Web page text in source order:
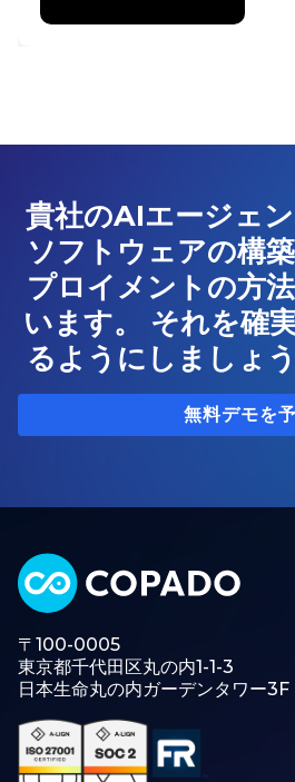
貴社のAIエージェ
ソフトウェアの構
プロイメントの方
います。 それを確
るようにしましょう
無料デモを
〒100-0005
東京都千代田区丸の内1-1-3
日本生命丸の内ガーデンタワー3F